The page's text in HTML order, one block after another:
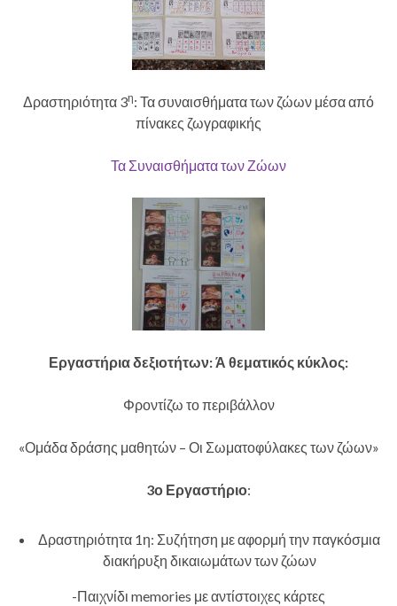
Δραστηριότητα 3η: Τα συναισθήματα των ζώων μέσα από
πίνακες ζωγραφικής
Τα Συναισθήματα των Ζώων
Εργαστήρια δεξιοτήτων: Ά θεματικός κύκλος:
Φροντίζω το περιβάλλον
«Ομάδα δράσης μαθητών – Οι Σωματοφύλακες των ζώων»
3ο Εργαστήριο:
Δραστηριότητα 1η: Συζήτηση με αφορμή την παγκόσμια
διακήρυξη δικαιωμάτων των ζώων
-Παιχνίδι memories με αντίστοιχες κάρτες